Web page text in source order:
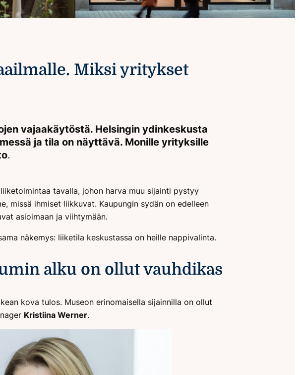
Miksi yritykset
vajaakäytöstä. Helsingin ydinkeskusta
ja tila on näyttävä. Monille yrityksille
.
tavalla, johon harva muu sijainti pystyy
missä ihmiset liikkuvat. Kaupungin sydän on edelleen
asioimaan ja viihtymään.
näkemys: liiketila keskustassa on heille nappivalinta.
alku on ollut vauhdikas
kova tulos. Museon erinomaisella sijainnilla on ollut
Kristiina Werner.